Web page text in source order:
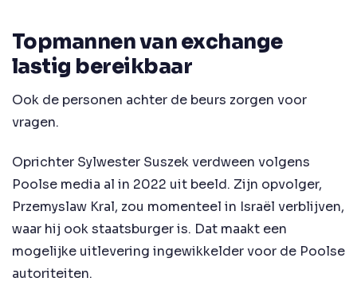
Topmannen van exchange
lastig bereikbaar
Ook de personen achter de beurs zorgen voor
vragen.
Oprichter Sylwester Suszek verdween volgens
Poolse media al in 2022 uit beeld. Zijn opvolger,
Przemyslaw Kral, zou momenteel in Israël verblijven,
waar hij ook staatsburger is. Dat maakt een
mogelijke uitlevering ingewikkelder voor de Poolse
autoriteiten.